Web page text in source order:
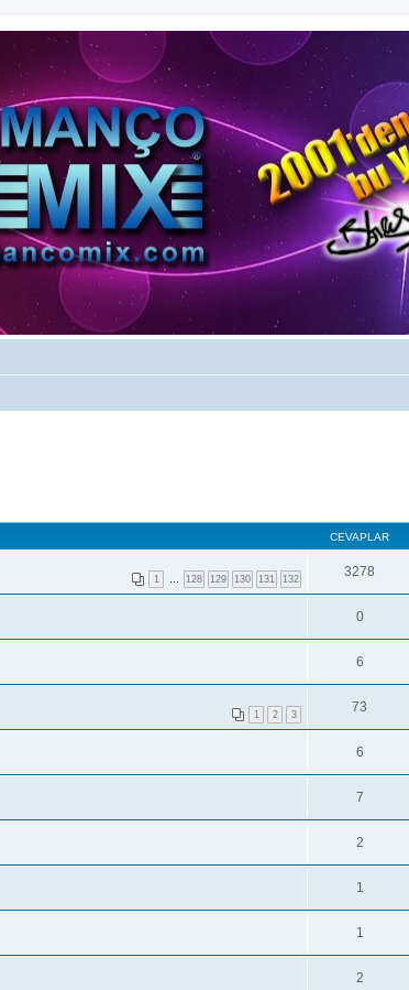
CEVAPLAR
1 … 128 129 130 131 132 3278
0
6
1 2 3 73
6
7
2
1
1
2